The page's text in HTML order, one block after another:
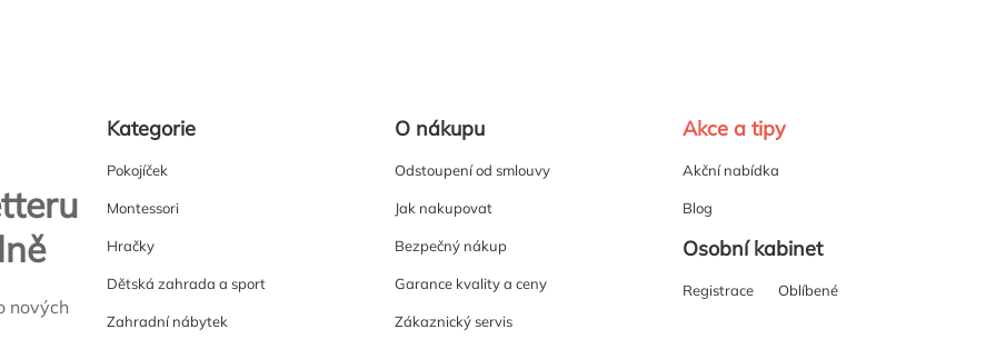
nových
Kategorie
Pokojíček
Montessori
Hračky
Dětská zahrada a sport
Zahradní nábytek
O nákupu
Odstoupení od smlouvy
Jak nakupovat
Bezpečný nákup
Garance kvality a ceny
Zákaznický servis
Akce a tipy
Akční nabídka
Blog
Osobní kabinet
Registrace Oblíbené